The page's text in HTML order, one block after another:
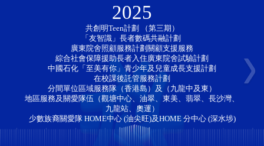
2025
共創明Teen計劃 （第三期）
「友智識」長者數碼共融計劃
廣東院舍照顧服務計劃關顧支援服務
綜合社會保障援助長者入住廣東院舍試驗計劃
中國石化「至美有你」青少年及兒童成長支援計劃
在校課後託管服務計劃
分間單位區域服務隊（香港島）及（九龍中及東）
地區服務及關愛隊伍（觀塘中心、油翠、東美、翡翠、長沙灣、
九龍站、奧運）
少數族裔關愛隊 HOME中心 (油尖旺)及HOME 分中心 (深水埗)